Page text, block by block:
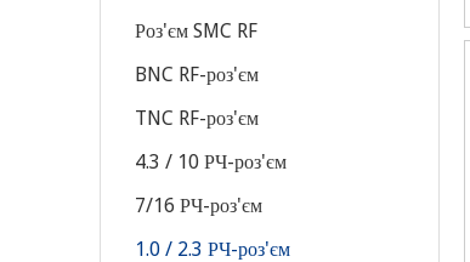
Роз'єм SMC RF
BNC RF-роз'єм
TNC RF-роз'єм
4.3 / 10 РЧ-роз'єм
7/16 РЧ-роз'єм
1.0 / 2.3 РЧ-роз'єм